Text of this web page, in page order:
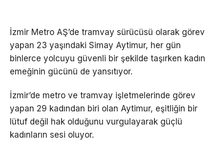
İzmir Metro AŞ’de tramvay sürücüsü olarak görev
yapan 23 yaşındaki Simay Aytimur, her gün
binlerce yolcuyu güvenli bir şekilde taşırken kadın
emeğinin gücünü de yansıtıyor.
İzmir’de metro ve tramvay işletmelerinde görev
yapan 29 kadından biri olan Aytimur, eşitliğin bir
lütuf değil hak olduğunu vurgulayarak güçlü
kadınların sesi oluyor.